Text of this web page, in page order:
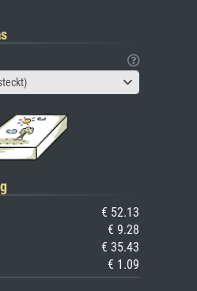
€ 52.13
€ 9.28
€ 35.43
€ 1.09